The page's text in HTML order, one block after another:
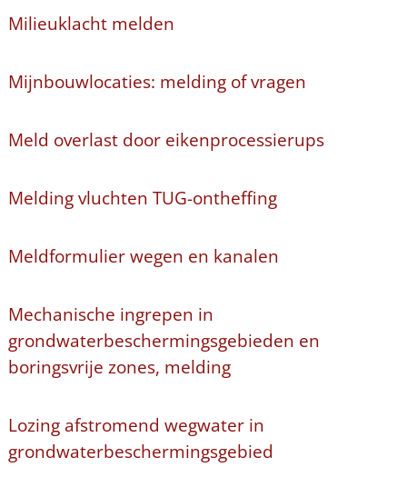
Milieuklacht melden
Mijnbouwlocaties: melding of vragen
Meld overlast door eikenprocessierups
Melding vluchten TUG-ontheffing
Meldformulier wegen en kanalen
Mechanische ingrepen in
grondwaterbeschermingsgebieden en
boringsvrije zones, melding
Lozing afstromend wegwater in
grondwaterbeschermingsgebied